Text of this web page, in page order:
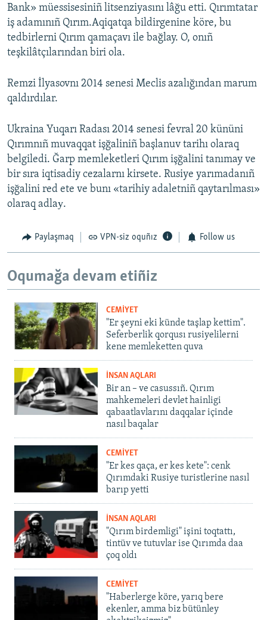
Bank» müessisesiniñ litsenziyasını lâğu etti. Qırımtatar
iş adamınıñ Qırım.Aqiqatqa bildirgenine köre, bu
tedbirlerni Qırım qamaçavı ile bağlay. O, onıñ
teşkilâtçılarından biri ola.
Remzi İlyasovnı 2014 senesi Meclis azalığından marum
qaldırdılar.
Ukraina Yuqarı Radası 2014 senesi fevral 20 kününi
Qırımnıñ muvaqqat işğaliniñ başlanuv tarihı olaraq
belgiledi. Ğarp memleketleri Qırım işğalini tanımay ve
bir sıra iqtisadiy cezalarnı kirsete. Rusiye yarımadanıñ
işğalini red ete ve bunı «tarihiy adaletniñ qaytarılması»
olaraq adlaу.
Paylaşmaq VPN-siz oquñız Follow us
Oqumağa devam etiñiz
CEMİYET
"Er şeyni eki künde taşlap kettim".
Seferberlik qorqusı rusiyelilerni
kene memleketten quva
İNSAN AQLARI
Bir an – ve casussıñ. Qırım
mahkemeleri devlet hainligi
qabaatlavlarını daqqalar içinde
nasıl baqalar
CEMİYET
"Er kes qaça, er kes kete": cenk
Qırımdaki Rusiye turistlerine nasıl
barıp yetti
İNSAN AQLARI
"Qırım birdemligi" işini toqtattı,
tintüv ve tutuvlar ise Qırımda daa
çoq oldı
CEMİYET
"Haberlerge köre, yarıq bere
ekenler, amma biz bütünley